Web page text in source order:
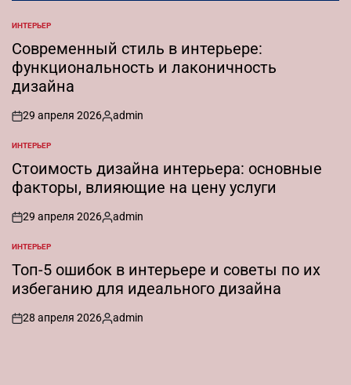
ОПУБЛИКОВАНО
В
ИНТЕРЬЕР
Современный стиль в интерьере:
функциональность и лаконичность
дизайна
on
29 апреля 2026
Запись
admin
ОПУБЛИКОВАНО
В
ИНТЕРЬЕР
Стоимость дизайна интерьера: основные
факторы, влияющие на цену услуги
on
29 апреля 2026
Запись
admin
ОПУБЛИКОВАНО
В
ИНТЕРЬЕР
Топ-5 ошибок в интерьере и советы по их
избеганию для идеального дизайна
on
28 апреля 2026
Запись
admin